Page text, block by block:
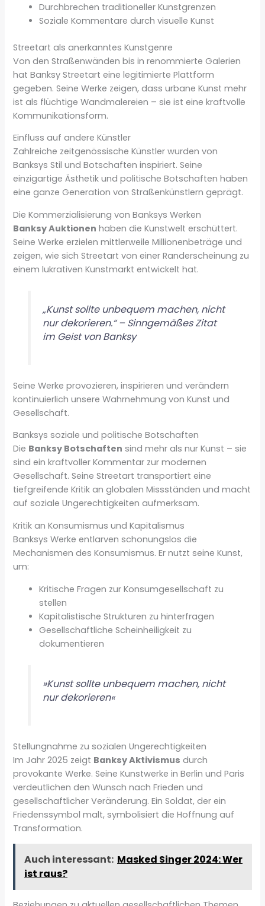
Durchbrechen traditioneller Kunstgrenzen
Soziale Kommentare durch visuelle Kunst
Streetart als anerkanntes Kunstgenre
Von den Straßenwänden bis in renommierte Galerien
hat Banksy Streetart eine legitimierte Plattform
gegeben. Seine Werke zeigen, dass urbane Kunst mehr
ist als flüchtige Wandmalereien – sie ist eine kraftvolle
Kommunikationsform.
Einfluss auf andere Künstler
Zahlreiche zeitgenössische Künstler wurden von
Banksys Stil und Botschaften inspiriert. Seine
einzigartige Ästhetik und politische Botschaften haben
eine ganze Generation von Straßenkünstlern geprägt.
Die Kommerzialisierung von Banksys Werken
Banksy Auktionen haben die Kunstwelt erschüttert.
Seine Werke erzielen mittlerweile Millionenbeträge und
zeigen, wie sich Streetart von einer Randerscheinung zu
einem lukrativen Kunstmarkt entwickelt hat.
„Kunst sollte unbequem machen, nicht
nur dekorieren.“ – Sinngemäßes Zitat
im Geist von Banksy
Seine Werke provozieren, inspirieren und verändern
kontinuierlich unsere Wahrnehmung von Kunst und
Gesellschaft.
Banksys soziale und politische Botschaften
Die Banksy Botschaften sind mehr als nur Kunst – sie
sind ein kraftvoller Kommentar zur modernen
Gesellschaft. Seine Streetart transportiert eine
tiefgreifende Kritik an globalen Missständen und macht
auf soziale Ungerechtigkeiten aufmerksam.
Kritik an Konsumismus und Kapitalismus
Banksys Werke entlarven schonungslos die
Mechanismen des Konsumismus. Er nutzt seine Kunst,
um:
Kritische Fragen zur Konsumgesellschaft zu
stellen
Kapitalistische Strukturen zu hinterfragen
Gesellschaftliche Scheinheiligkeit zu
dokumentieren
»Kunst sollte unbequem machen, nicht
nur dekorieren«
Stellungnahme zu sozialen Ungerechtigkeiten
Im Jahr 2025 zeigt Banksy Aktivismus durch
provokante Werke. Seine Kunstwerke in Berlin und Paris
verdeutlichen den Wunsch nach Frieden und
gesellschaftlicher Veränderung. Ein Soldat, der ein
Friedenssymbol malt, symbolisiert die Hoffnung auf
Transformation.
Auch interessant: Masked Singer 2024: Wer
ist raus?